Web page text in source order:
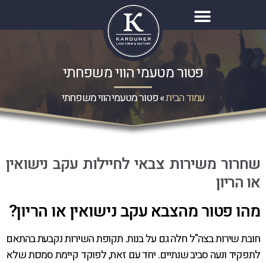
פטור מטעמי הווי משפחתי
עמוד הבית»פטור מטעמי הווי משפחתי
שחרור משירות צבאי לחיילות עקב נישואין
או הריון
מהו פטור מהצבא עקב נישואין או הריון?
חובת שירות בצה"ל חלה גם על בנות. תקופת השירות נקבעת בהתאם
לתפקיד ונעה סביב שנתיים. יחד עם זאת, לפוקד קיימת סמכות שלא